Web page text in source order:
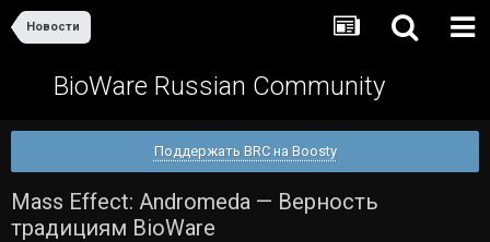
Новости
BioWare Russian Community
Поддержать BRC на Boosty
Mass Effect: Andromeda — Верность
традициям BioWare